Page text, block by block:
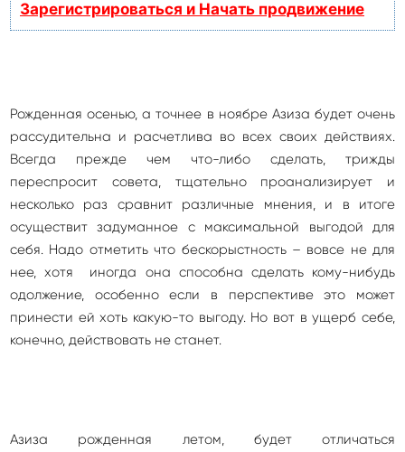
Зарегистрироваться и Начать продвижение
Рожденная осенью, а точнее в ноябре Азиза будет очень
рассудительна и расчетлива во всех своих действиях.
Всегда прежде чем что-либо сделать, трижды
переспросит совета, тщательно проанализирует и
несколько раз сравнит различные мнения, и в итоге
осуществит задуманное с максимальной выгодой для
себя. Надо отметить что бескорыстность – вовсе не для
нее, хотя иногда она способна сделать кому-нибудь
одолжение, особенно если в перспективе это может
принести ей хоть какую-то выгоду. Но вот в ущерб себе,
конечно, действовать не станет.
Азиза рожденная летом, будет отличаться